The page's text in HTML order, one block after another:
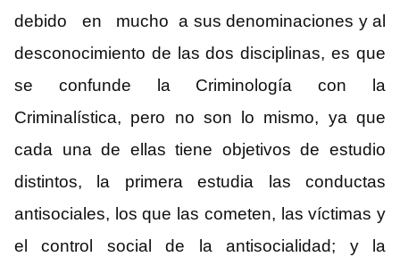
debido en mucho a sus denominaciones y al
desconocimiento de las dos disciplinas, es que
se confunde la Criminología con la
Criminalística, pero no son lo mismo, ya que
cada una de ellas tiene objetivos de estudio
distintos, la primera estudia las conductas
antisociales, los que las cometen, las víctimas y
el control social de la antisocialidad; y la